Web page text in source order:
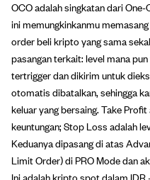
OCO adalah singkatan dari
ini memungkinkanmu
order beli kripto yang sama
pasangan terkait: level mana
tertrigger dan dikirim untuk
otomatis dibatalkan, sehingga
keluar yang bersaing. Take
keuntungan; Stop Loss adalah
Keduanya dipasang di atas
Limit Order) di PRO Mode dan
Ini adalah kripto spot dalam